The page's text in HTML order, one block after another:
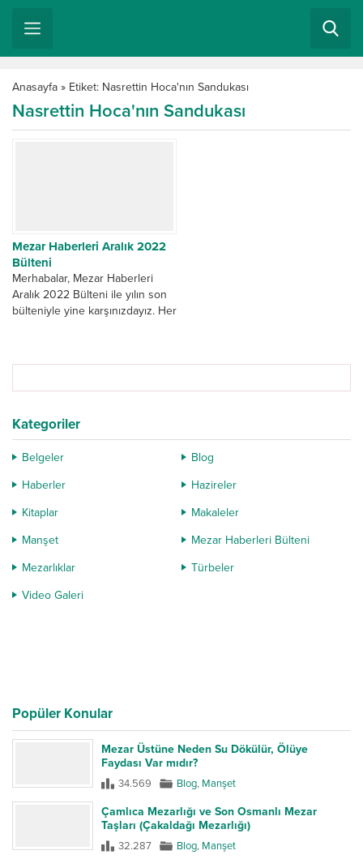
Anasayfa » Etiket: Nasrettin Hoca'nın Sandukası
Nasrettin Hoca'nın Sandukası
Mezar Haberleri Aralık 2022
Bülteni
Merhabalar, Mezar Haberleri
Aralık 2022 Bülteni ile yılın son
bülteniyle yine karşınızdayız. Her
Kategoriler
Belgeler
Blog
Haberler
Hazireler
Kitaplar
Makaleler
Manşet
Mezar Haberleri Bülteni
Mezarlıklar
Türbeler
Video Galeri
Popüler Konular
Mezar Üstüne Neden Su Dökülür, Ölüye
Faydası Var mıdır?
34.569 Blog, Manşet
Çamlıca Mezarlığı ve Son Osmanlı Mezar
Taşları (Çakaldağı Mezarlığı)
32.287 Blog, Manşet